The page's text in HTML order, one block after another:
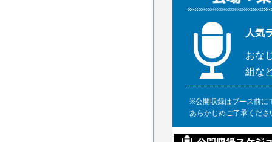
人気
おな
組な
※公開収録はブース前に
あらかじめご了承くださ